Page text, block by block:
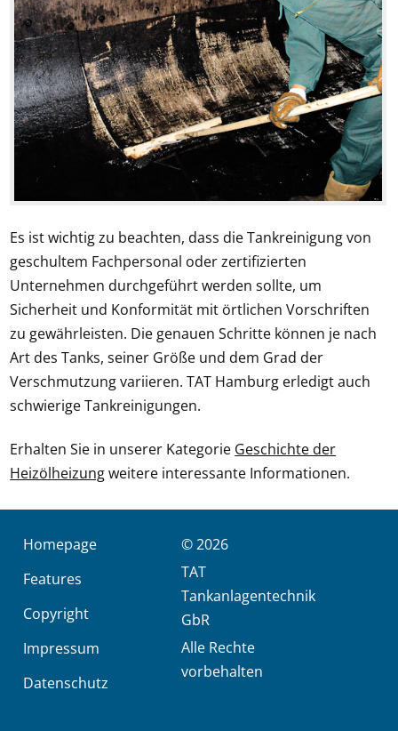
Es ist wichtig zu beachten, dass die Tankreinigung von
geschultem Fachpersonal oder zertifizierten
Unternehmen durchgeführt werden sollte, um
Sicherheit und Konformität mit örtlichen Vorschriften
zu gewährleisten. Die genauen Schritte können je nach
Art des Tanks, seiner Größe und dem Grad der
Verschmutzung variieren. TAT Hamburg erledigt auch
schwierige Tankreinigungen.
Erhalten Sie in unserer Kategorie Geschichte der
Heizölheizungweitere interessante Informationen.
Homepage
Features
Copyright
Impressum
Datenschutz
© 2026
TAT
Tankanlagentechnik
GbR
Alle Rechte
vorbehalten